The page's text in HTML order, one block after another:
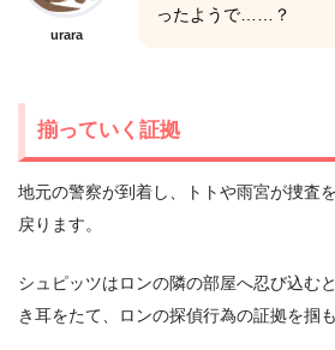
urara
ったようで……？
揃っていく証拠
地元の警察が到着し、トトや雨宮が捜査
戻ります。
シュピッツはロンの隣の部屋へ忍び込む
き耳をたて、ロンの探偵行為の証拠を掴